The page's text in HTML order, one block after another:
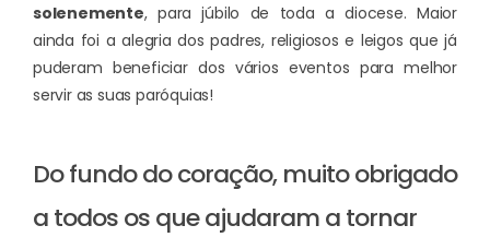
solenemente, para júbilo de toda a diocese. Maior
ainda foi a alegria dos padres, religiosos e leigos que já
puderam beneficiar dos vários eventos para melhor
servir as suas paróquias!
Do fundo do coração, muito obrigado
a todos os que ajudaram a tornar